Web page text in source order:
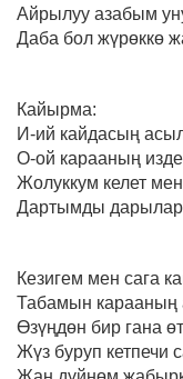
Айрылуу азабым
Даба бол жүрөккө
Кайырма:
И-ий кайдасың
О-ой карааның
Жолуккум келет
Дартымды дарылар
Кезигем мен сага
Табамын карааның
Өзүңдөн бир гана
Жүз буруп кетпечи